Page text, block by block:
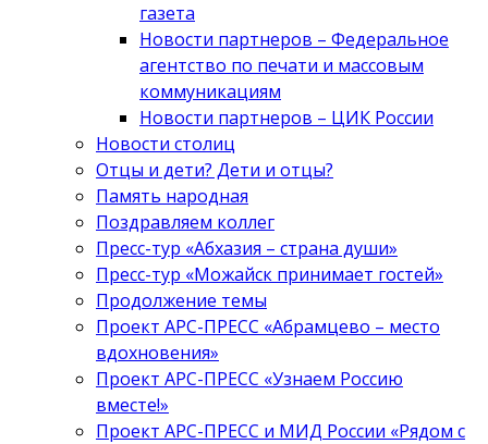
газета
Новости партнеров – Федеральное
агентство по печати и массовым
коммуникациям
Новости партнеров – ЦИК России
Новости столиц
Отцы и дети? Дети и отцы?
Память народная
Поздравляем коллег
Пресс-тур «Абхазия – страна души»
Пресс-тур «Можайск принимает гостей»
Продолжение темы
Проект АРС-ПРЕСС «Абрамцево – место
вдохновения»
Проект АРС-ПРЕСС «Узнаем Россию
вместе!»
Проект АРС-ПРЕСС и МИД России «Рядом с